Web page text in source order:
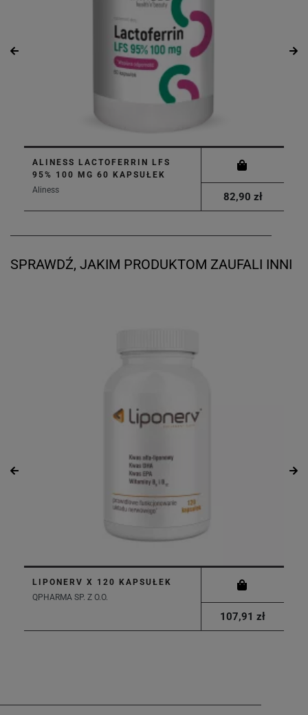
ALINESS LACTOFERRIN LFS
95% 100 MG 60 KAPSUŁEK
Aliness
82,90 zł
SPRAWDŹ, JAKIM PRODUKTOM ZAUFALI INNI
LIPONERV X 120 KAPSUŁEK
QPHARMA SP. Z O.O.
107,91 zł